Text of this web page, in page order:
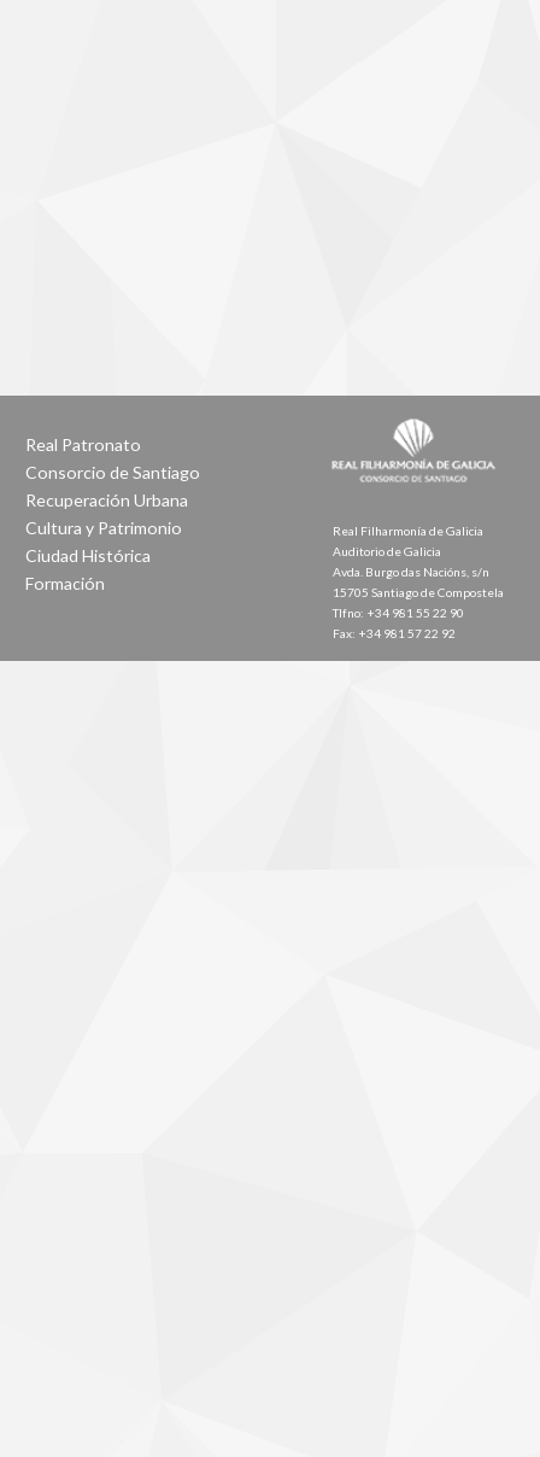
Real Patronato
Consorcio de Santiago
Recuperación Urbana
Cultura y Patrimonio
Ciudad Histórica
Formación
Real Filharmonía de Galicia
Auditorio de Galicia
Avda. Burgo das Nacións, s/n
15705 Santiago de Compostela
Tlfno: +34 981 55 22 90
Fax: +34 981 57 22 92